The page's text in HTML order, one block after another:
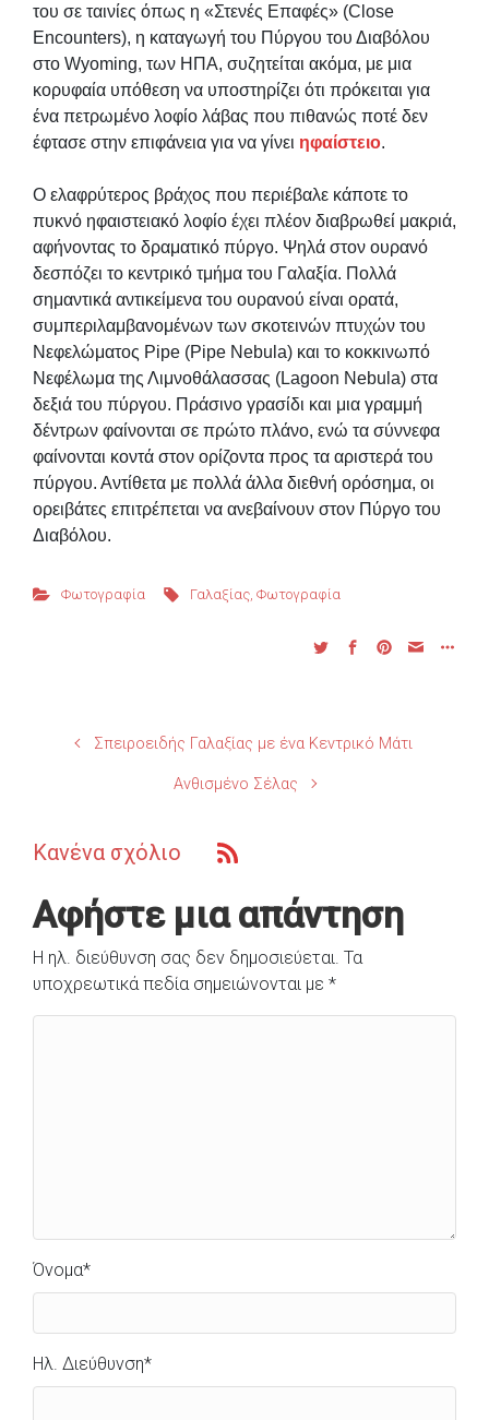
του σε ταινίες όπως η «Στενές Επαφές» (Close
Encounters), η καταγωγή του Πύργου του Διαβόλου
στο Wyoming, των ΗΠΑ, συζητείται ακόμα, με μια
κορυφαία υπόθεση να υποστηρίζει ότι πρόκειται για
ένα πετρωμένο λοφίο λάβας που πιθανώς ποτέ δεν
έφτασε στην επιφάνεια για να γίνει ηφαίστειο.
Ο ελαφρύτερος βράχος που περιέβαλε κάποτε το
πυκνό ηφαιστειακό λοφίο έχει πλέον διαβρωθεί μακριά,
αφήνοντας το δραματικό πύργο. Ψηλά στον ουρανό
δεσπόζει το κεντρικό τμήμα του Γαλαξία. Πολλά
σημαντικά αντικείμενα του ουρανού είναι ορατά,
συμπεριλαμβανομένων των σκοτεινών πτυχών του
Νεφελώματος Pipe (Pipe Nebula) και το κοκκινωπό
Νεφέλωμα της Λιμνοθάλασσας (Lagoon Nebula) στα
δεξιά του πύργου. Πράσινο γρασίδι και μια γραμμή
δέντρων φαίνονται σε πρώτο πλάνο, ενώ τα σύννεφα
φαίνονται κοντά στον ορίζοντα προς τα αριστερά του
πύργου. Αντίθετα με πολλά άλλα διεθνή ορόσημα, οι
ορειβάτες επιτρέπεται να ανεβαίνουν στον Πύργο του
Διαβόλου.
Φωτογραφία Γαλαξίας ,Φωτογραφία
Σπειροειδής Γαλαξίας με ένα Κεντρικό Μάτι
Ανθισμένο Σέλας
Κανένα σχόλιο
Αφήστε μια απάντηση
Η ηλ. διεύθυνση σας δεν δημοσιεύεται. Τα
υποχρεωτικά πεδία σημειώνονται με *
Όνομα*
Ηλ. Διεύθυνση*